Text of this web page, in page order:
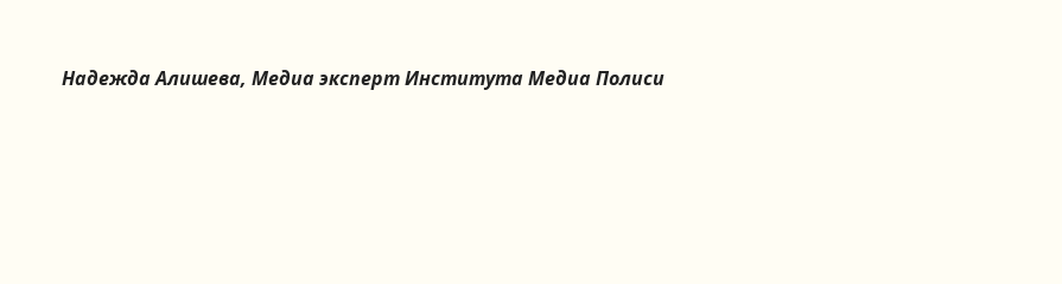
Надежда Алишева, Медиа эксперт Института Медиа Полиси